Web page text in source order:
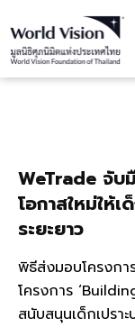
WeTrade จับ
โอกาสใหม่ให้
ระยะยาว
พิธีส่งมอบโครงกา
โครงการ
สนับสนุนเด็กเปรา